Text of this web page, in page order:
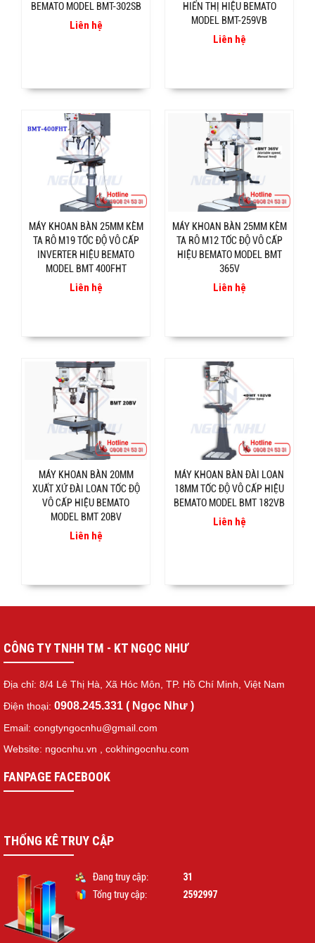
BEMATO MODEL BMT-302SB
Liên hệ
HIỂN THỊ HIỆU BEMATO
MODEL BMT-259VB
Liên hệ
MÁY KHOAN BÀN 25MM KÈM
TA RÔ M19 TỐC ĐỘ VÔ CẤP
INVERTER HIỆU BEMATO
MODEL BMT 400FHT
Liên hệ
MÁY KHOAN BÀN 25MM KÈM
TA RÔ M12 TỐC ĐỘ VÔ CẤP
HIỆU BEMATO MODEL BMT
365V
Liên hệ
MÁY KHOAN BÀN 20MM
XUẤT XỨ ĐÀI LOAN TỐC ĐỘ
VÔ CẤP HIỆU BEMATO
MODEL BMT 20BV
Liên hệ
MÁY KHOAN BÀN ĐÀI LOAN
18MM TỐC ĐỘ VÔ CẤP HIỆU
BEMATO MODEL BMT 182VB
Liên hệ
CÔNG TY TNHH TM - KT NGỌC NHƯ
Địa chỉ: 8/4 Lê Thị Hà, Xã Hóc Môn, TP. Hồ Chí Minh, Việt Nam
Điện thoại: 0908.245.331 ( Ngọc Như )
Email: congtyngocnhu@gmail.com
Website: ngocnhu.vn
cokhingocnhu.com
FANPAGE FACEBOOK
THỐNG KÊ TRUY CẬP
Đang truy cập: 31
Tổng truy cập: 2592997